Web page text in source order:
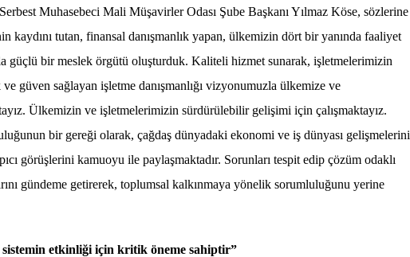
Muhasebeci Mali Müşavirler Odası Şube Başkanı Yılmaz Köse, sözlerine
kaydını tutan, finansal danışmanlık yapan, ülkemizin dört bir yanında faaliyet
güçlü bir meslek örgütü oluşturduk. Kaliteli hizmet sunarak, işletmelerimizin
güven sağlayan işletme danışmanlığı vizyonumuzla ülkemize ve
Ülkemizin ve işletmelerimizin sürdürülebilir gelişimi için çalışmaktayız.
bir gereği olarak, çağdaş dünyadaki ekonomi ve iş dünyası gelişmelerini
görüşlerini kamuoyu ile paylaşmaktadır. Sorunları tespit edip çözüm odaklı
gündeme getirerek, toplumsal kalkınmaya yönelik sorumluluğunu yerine
sistemin etkinliği için kritik öneme sahiptir”